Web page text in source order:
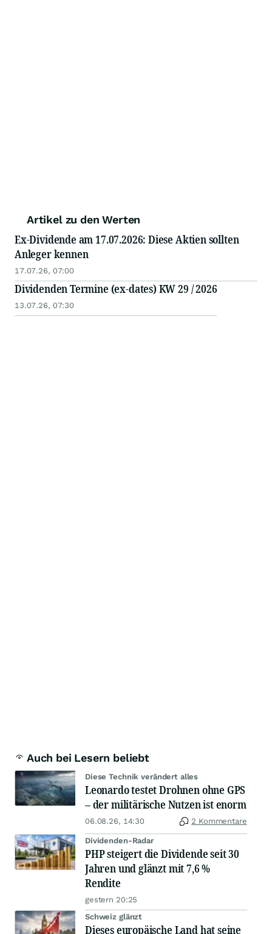
Artikel zu den Werten
Ex-Dividende am 17.07.2026: Diese Aktien sollten
Anleger kennen
17.07.26, 07:00
Dividenden Termine (ex-dates) KW 29 / 2026
13.07.26, 07:30
Auch bei Lesern beliebt
Diese Technik verändert alles
Leonardo testet Drohnen ohne GPS
– der militärische Nutzen ist enorm
06.08.26, 14:30 2 Kommentare
Dividenden-Radar
PHP steigert die Dividende seit 30
Jahren und glänzt mit 7,6 %
Rendite
gestern 20:25
Schweiz glänzt
Dieses europäische Land hat seine